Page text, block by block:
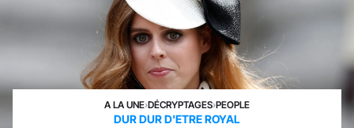
A LA UNE›DÉCRYPTAGES›PEOPLE
DUR DUR D'ETRE ROYAL